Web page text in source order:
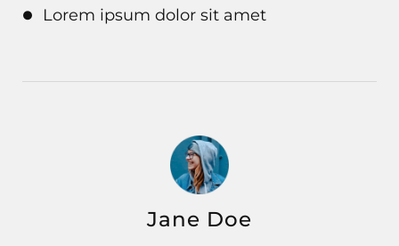
Lorem ipsum dolor sit amet
Jane Doe